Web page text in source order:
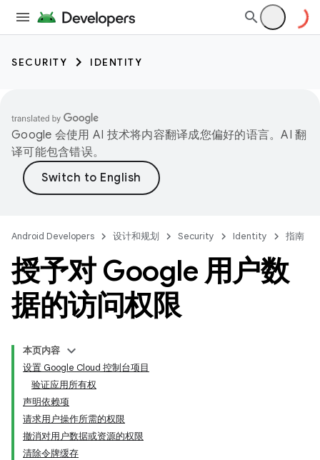
SECURITY IDENTITY
Google 会使用 AI 技术将内容翻译成您偏好的语言。AI 翻
译可能包含错误。
Android Developers 设计和规划 Security Identity 指南
授予对 Google 用户数
据的访问权限
本页内容
设置 Google Cloud 控制台项目
验证应用所有权
声明依赖项
请求用户操作所需的权限
撤消对用户数据或资源的权限
清除令牌缓存